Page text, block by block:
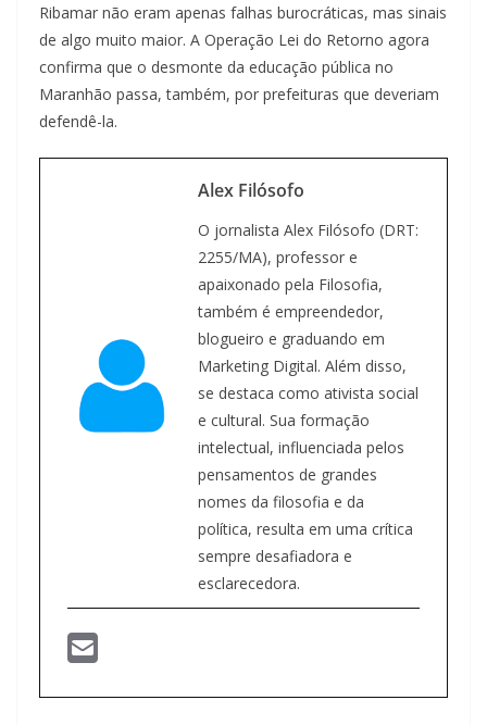
Ribamar não eram apenas falhas burocráticas, mas sinais
de algo muito maior. A Operação Lei do Retorno agora
confirma que o desmonte da educação pública no
Maranhão passa, também, por prefeituras que deveriam
defendê-la.
Alex Filósofo
O jornalista Alex Filósofo (DRT:
2255/MA), professor e
apaixonado pela Filosofia,
também é empreendedor,
blogueiro e graduando em
Marketing Digital. Além disso,
se destaca como ativista social
e cultural. Sua formação
intelectual, influenciada pelos
pensamentos de grandes
nomes da filosofia e da
política, resulta em uma crítica
sempre desafiadora e
esclarecedora.